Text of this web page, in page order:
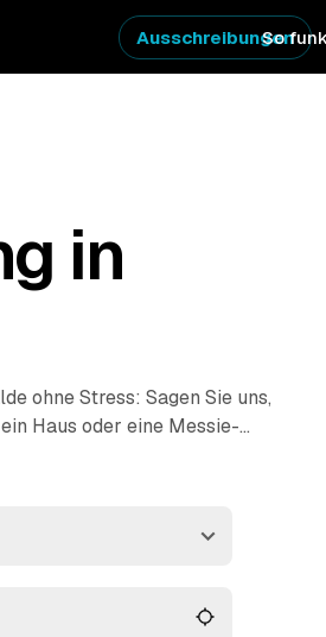
So
Ausschreibungen
in
ohne Stress: Sagen Sie uns,
Haus oder eine Messie-
Festpreis-Angebote auf
passt.